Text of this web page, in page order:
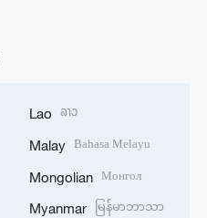
Lao ລາວ
Malay Bahasa Melayu
Mongolian Монгол
Myanmar မြန်မာဘာသာ